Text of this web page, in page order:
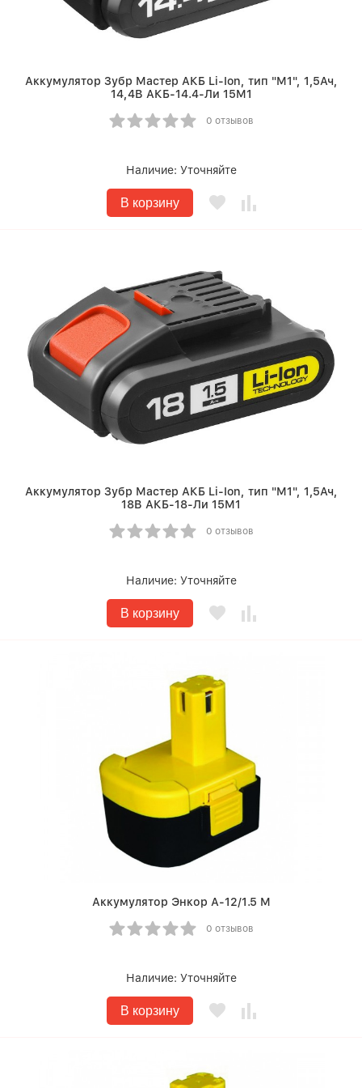
Аккумулятор Зубр Мастер АКБ Li-Ion, тип "М1", 1,5Ач,
14,4В АКБ-14.4-Ли 15М1
0 отзывов
Наличие: Уточняйте
В корзину
Аккумулятор Зубр Мастер АКБ Li-Ion, тип "М1", 1,5Ач,
18В АКБ-18-Ли 15М1
0 отзывов
Наличие: Уточняйте
В корзину
Аккумулятор Энкор А-12/1.5 М
0 отзывов
Наличие: Уточняйте
В корзину